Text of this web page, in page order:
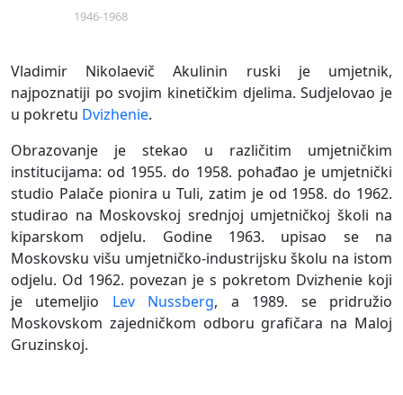
1946-1968
Vladimir Nikolaevič Akulinin ruski je umjetnik,
najpoznatiji po svojim kinetičkim djelima. Sudjelovao je
u pokretu Dvizhenie.
Obrazovanje je stekao u različitim umjetničkim
institucijama: od 1955. do 1958. pohađao je umjetnički
studio Palače pionira u Tuli, zatim je od 1958. do 1962.
studirao na Moskovskoj srednjoj umjetničkoj školi na
kiparskom odjelu. Godine 1963. upisao se na
Moskovsku višu umjetničko-industrijsku školu na istom
odjelu. Od 1962. povezan je s pokretom Dvizhenie koji
je utemeljio Lev Nussberg, a 1989. se pridružio
Moskovskom zajedničkom odboru grafičara na Maloj
Gruzinskoj.